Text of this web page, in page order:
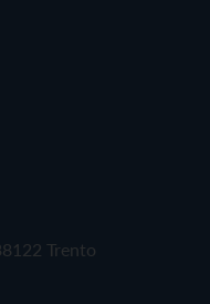
Trento